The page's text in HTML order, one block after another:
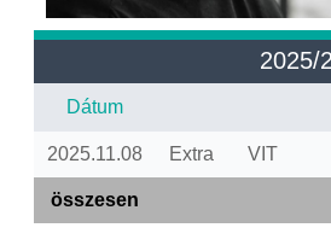
2025/
Dátum
2025.11.08 Extra VIT
összesen